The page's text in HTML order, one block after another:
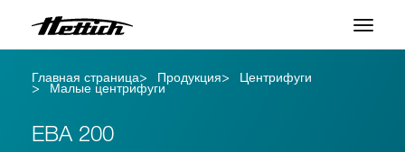
Продукция
Приложения
Главная страница Продукция Центрифуги
Малые центрифуги
EBA 200